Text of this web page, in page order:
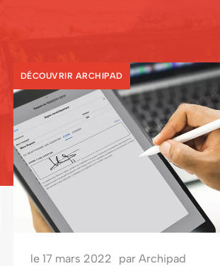
DÉCOUVRIR ARCHIPAD
le 17 mars 2022 par Archipad